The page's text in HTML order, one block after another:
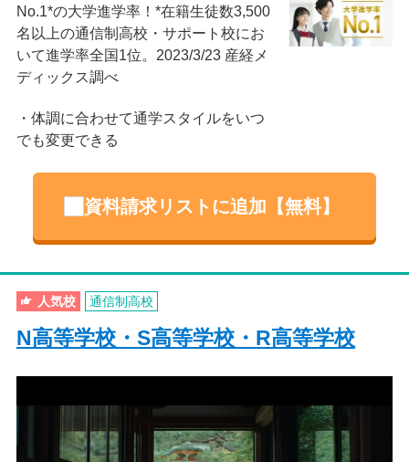
No.1*の大学進学率！*在籍⽣徒数3,500
名以上の通信制⾼校・サポート校にお
いて進学率全国1位。2023/3/23 産経メ
ディックス調べ
体調に合わせて通学スタイルをいつ
でも変更できる
資料請求リストに追加【無料】
人気校 通信制高校
N高等学校・S高等学校・R高等学校